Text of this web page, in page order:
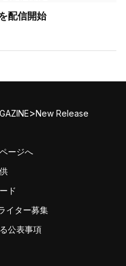
配信開始
>New Release
ージへ
ド
イター募集
公表事項